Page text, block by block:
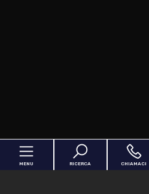
MENU RICERCA CHIAMACI